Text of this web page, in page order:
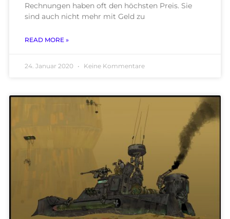
Rechnungen haben oft den höchsten Preis. Sie
sind auch nicht mehr mit Geld zu
READ MORE »
24. Januar 2020 Keine Kommentare